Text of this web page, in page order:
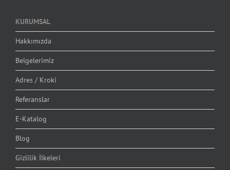
KURUMSAL
Hakkımızda
Belgelerimiz
Adres / Kroki
Referanslar
E-Katalog
Blog
Gizlilik İlkeleri